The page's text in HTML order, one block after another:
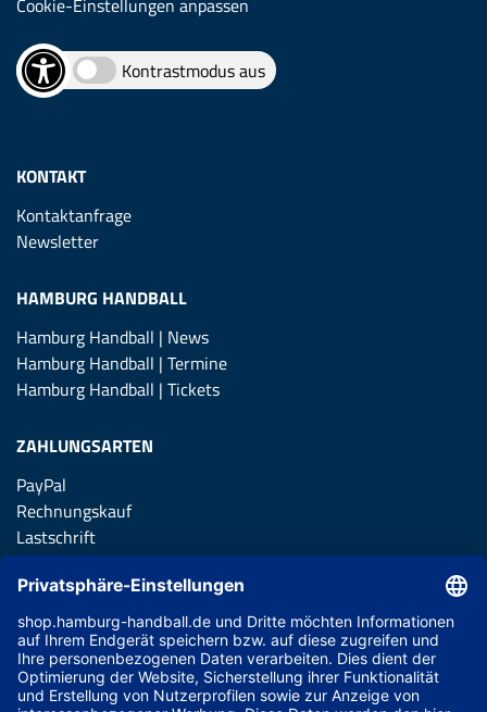
Kontrastmodus aus
KONTAKT
Kontaktanfrage
Newsletter
HAMBURG HANDBALL
Hamburg Handball | News
Hamburg Handball | Termine
Hamburg Handball | Tickets
ZAHLUNGSARTEN
PayPal
Rechnungskauf
Lastschrift
Kreditkarte
Apple Pay
Vorkasse
ABONNIERE JETZT DEN KOSTENLOSEN HSVH FANSHOP
NEWSLETTER UND VERPASSE KEINE NEUIGKEIT ODER
AKTION MEHR.